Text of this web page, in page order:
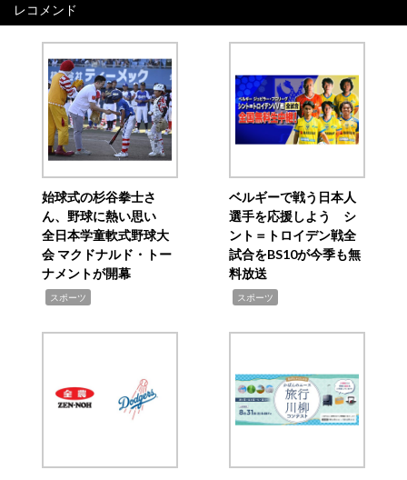
レコメンド
始球式の杉谷拳士さ
ん、野球に熱い思い
全日本学童軟式野球大
会 マクドナルド・トー
ナメントが開幕
スポーツ
ベルギーで戦う日本人
選手を応援しよう シ
ント＝トロイデン戦全
試合をBS10が今季も無
料放送
スポーツ